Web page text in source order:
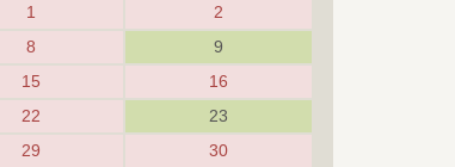
1
2
8
9
15
16
22
23
29 30